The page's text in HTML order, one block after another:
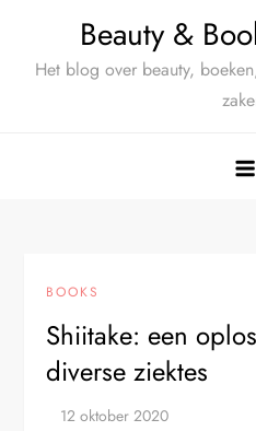
Beauty &
Het blog over beauty,
BOOKS
Shiitake: een
diverse ziektes